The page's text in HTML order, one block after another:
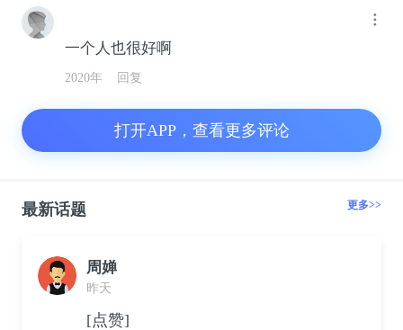
一个人也很好啊
2020年 回复
打开APP，查看更多评论
最新话题 更多>>
周婵
昨天
[点赞]